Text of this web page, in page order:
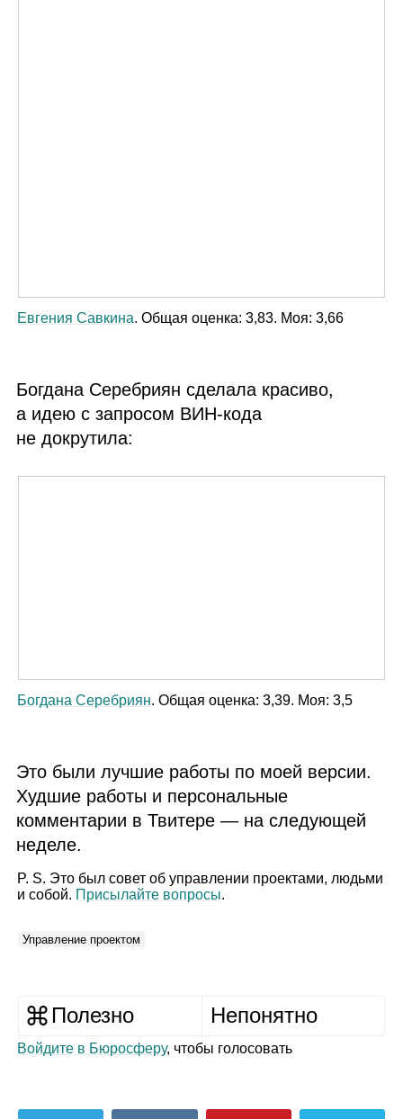
Евгения Савкина. Общая оценка: 3,83. Моя: 3,66
Богдана Серебриян сделала красиво,
а идею с запросом ВИН‑кода
не докрутила:
Богдана Серебриян. Общая оценка: 3,39. Моя: 3,5
Это были лучшие работы по моей версии.
Худшие работы и персональные
комментарии в Твитере — на следующей
неделе.
P. S. Это был совет об управлении проектами, людьми
и собой. Присылайте вопросы.
Управление проектом
Полезно Непонятно
Войдите в Бюросферу, чтобы голосовать